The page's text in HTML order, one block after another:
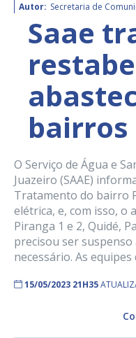
Autor: Secretaria de
Saae
bairros
O Serviço de Água e
Juazeiro (SAAE)
Tratamento do bairro
elétrica, e, com isso, o
Piranga 1 e 2, Quidé,
precisou ser
necessário. As equipes
15/05/2023 21H35